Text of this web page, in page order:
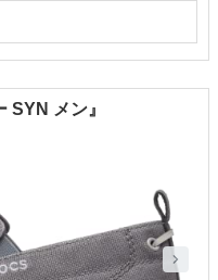
SYN メン』